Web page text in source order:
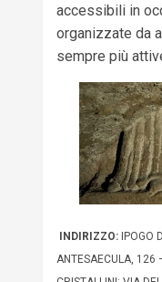
accessibili in
organizzate da
sempre più
INDIRIZZO:IPOGO
ANTESAECULA, 126